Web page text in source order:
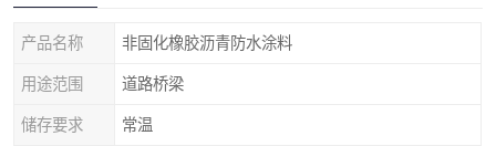
产品名称 非固化橡胶沥青防水涂料
用途范围 道路桥梁
储存要求 常温